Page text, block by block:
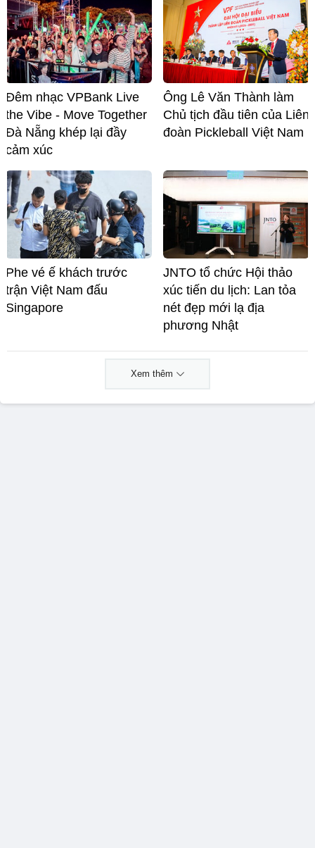
Đêm nhạc VPBank Live
the Vibe - Move Together
Đà Nẵng khép lại đầy
cảm xúc
Ông Lê Văn Thành làm
Chủ tịch đầu tiên của Liên
đoàn Pickleball Việt Nam
Phe vé ế khách trước
trận Việt Nam đấu
Singapore
JNTO tổ chức Hội thảo
xúc tiến du lịch: Lan tỏa
nét đẹp mới lạ địa
phương Nhật
Xem thêm